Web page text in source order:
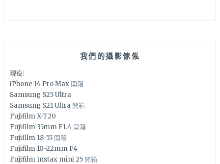
我們的攝影傢俬
現役:
iPhone 14 Pro Max 開箱
Samsung S25 Ultra
Samsung S21 Ultra 開箱
Fujifilm X-T20
Fujifilm 35mm F1.4 開箱
Fujifilm 18-55 開箱
Fujifilm 10-22mm F4
Fujifilm Instax mini 25 開箱